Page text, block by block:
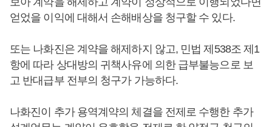
얻었을 이익에 대해서 손해배상을 청구할 수 있다.
또는 나화진은 계약을 해제하지 않고, 민법 제538조 제1
항에 따라 상대방의 귀책사유에 의한 급부불능으로 보
고 반대급부 전부의 청구가 가능하다.
나화진이 추가 용역계약의 체결을 전제로 수행한 추가